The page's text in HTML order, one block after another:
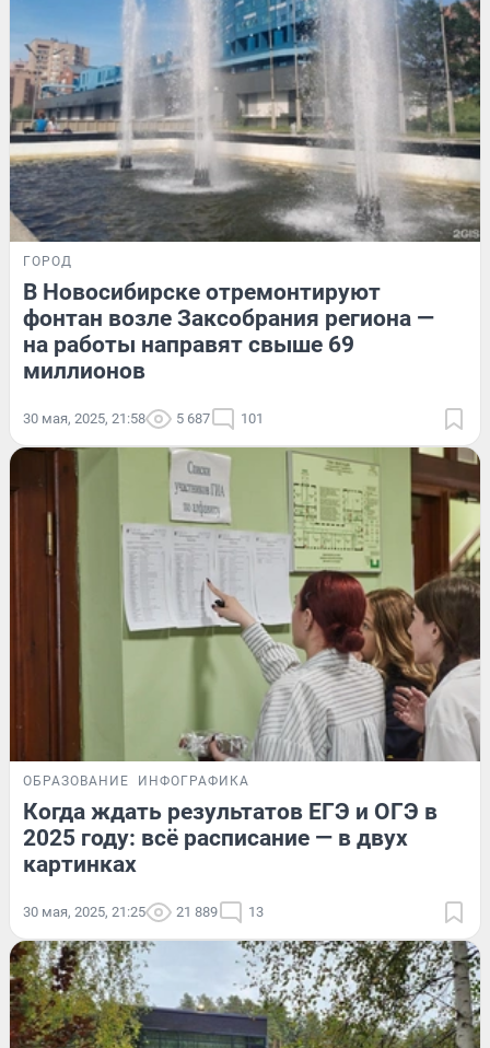
ГОРОД
В Новосибирске отремонтируют
фонтан возле Заксобрания региона —
на работы направят свыше 69
миллионов
30 мая, 2025, 21:58 5 687 101
ОБРАЗОВАНИЕ ИНФОГРАФИКА
Когда ждать результатов ЕГЭ и ОГЭ в
2025 году: всё расписание — в двух
картинках
30 мая, 2025, 21:25 21 889 13